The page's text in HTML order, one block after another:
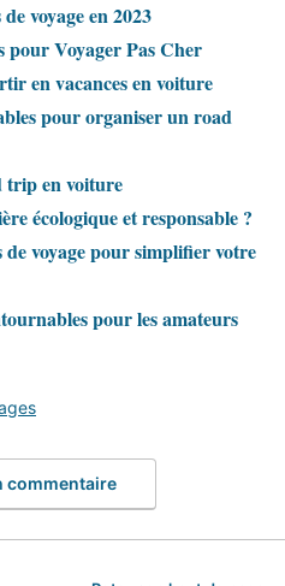
voyage en 2023
pour Voyager Pas Cher
en vacances en voiture
pour organiser un road
trip en voiture
écologique et responsable ?
voyage pour simplifier votre
pour les amateurs
commentaire